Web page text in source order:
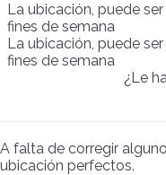
La ubicación, puede
fines de semana
La ubicación, puede
fines de semana
¿Le
A falta de corregir
ubicación perfectos.